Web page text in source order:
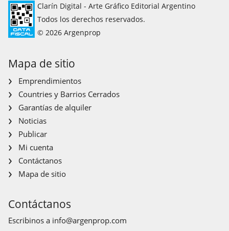
Clarín Digital - Arte Gráfico Editorial Argentino
Todos los derechos reservados.
© 2026 Argenprop
Mapa de sitio
Emprendimientos
Countries y Barrios Cerrados
Garantías de alquiler
Noticias
Publicar
Mi cuenta
Contáctanos
Mapa de sitio
Contáctanos
Escribinos a info@argenprop.com